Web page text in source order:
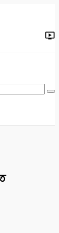
যশোর